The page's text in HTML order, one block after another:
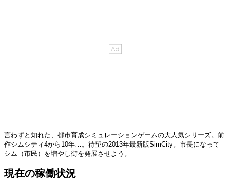
言わずと知れた、都市育成シミュレーションゲームの大人気シリーズ。前
作シムシティ4から10年…。待望の2013年最新版SimCity。市長になって
シム（市民）を増やし街を発展させよう。
現在の稼働状況